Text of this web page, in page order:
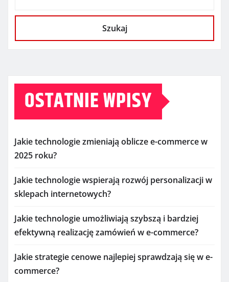
Szukaj
OSTATNIE WPISY
Jakie technologie zmieniają oblicze e-commerce w
2025 roku?
Jakie technologie wspierają rozwój personalizacji w
sklepach internetowych?
Jakie technologie umożliwiają szybszą i bardziej
efektywną realizację zamówień w e-commerce?
Jakie strategie cenowe najlepiej sprawdzają się w e-
commerce?